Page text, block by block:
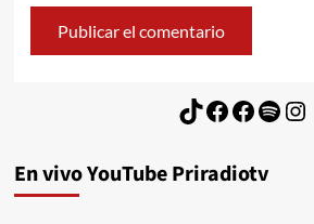
TikTok
Facebook
En vivo YouTube Priradiotv